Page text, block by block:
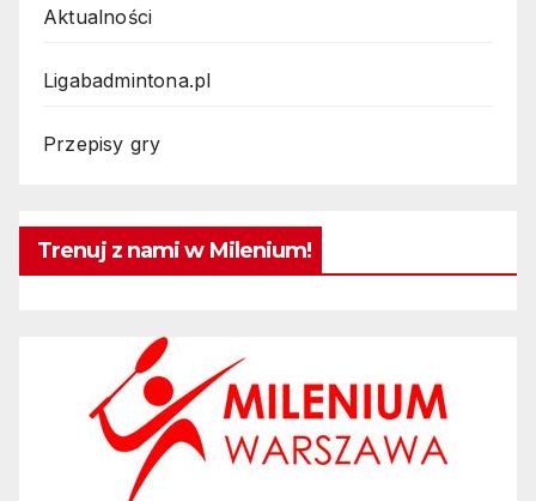
Aktualności
Ligabadmintona.pl
Przepisy gry
Trenuj z nami w Milenium!